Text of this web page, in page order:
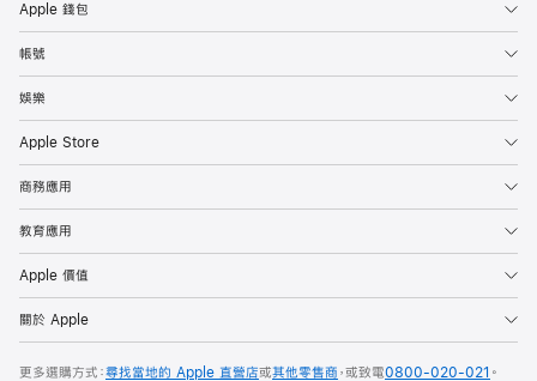
Apple 錢包
帳號
娛樂
Apple Store
商務應用
教育應用
Apple 價值
關於 Apple
更多選購方式：尋找當地的 Apple 直營店或其他零售商 ，或致電0800-020-021 。